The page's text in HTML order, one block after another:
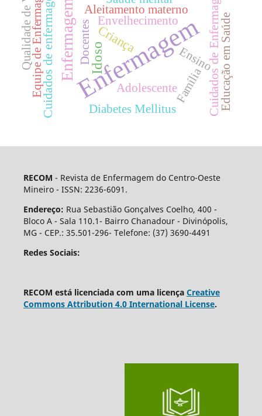
Enfermagem
Enfermagem. Idoso
Cuidados de enfermagem Cuidados de Enfermagem
Criança Educação em Saúde
Envelhecimento
AdolescenteFamília
Aleitamento materno
Equipe de Enfermagem Ensino
Diabetes Mellitus
Qualidade de Vida Docentes
RECOM - Revista de Enfermagem do Centro-Oeste
Mineiro - ISSN: 2236-6091.
Endereço: Rua Sebastião Gonçalves Coelho, 400 -
Bloco A - Sala 110.1- Bairro Chanadour - Divinópolis,
MG - CEP.: 35.501-296- Telefone: (37) 3690-4491
Redes Sociais:
RECOM está licenciada com uma licença Creative
Commons Attribution 4.0 International License.